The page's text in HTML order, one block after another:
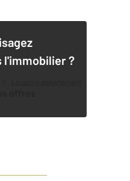
l'immobilier ?
offres